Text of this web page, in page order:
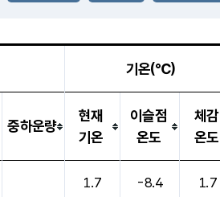
기온(℃)
중하운량
현재
기온
이슬점
온도
체감
온도
1.7 -8.4 1.7